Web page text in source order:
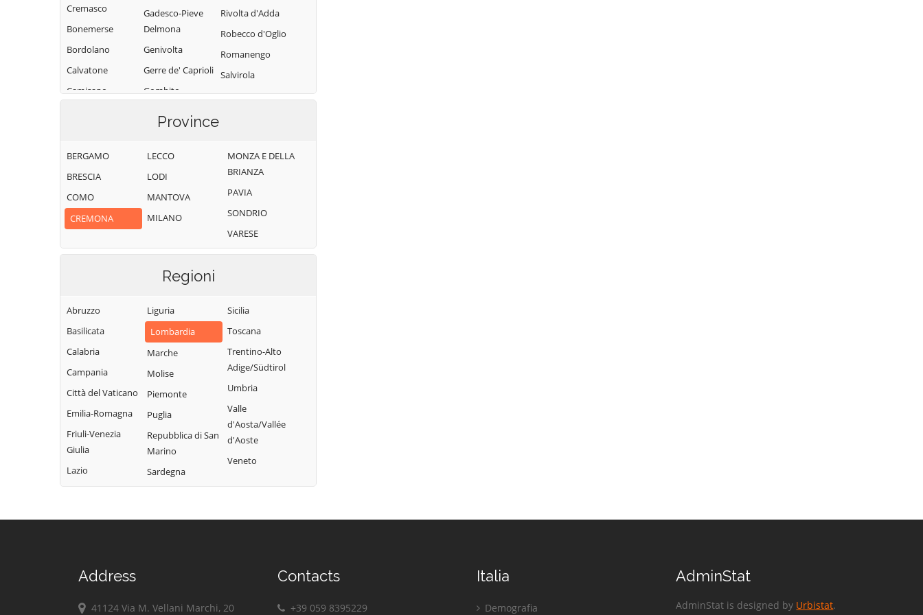
Cremasco
Bonemerse
Bordolano
Calvatone
Camisano
Cantone
Cappella de'
Picenardi
Vidolasco
Casaletto
Ceredano
Casaletto di
Sopra
Casaletto Vaprio
Casalmaggiore
Casalmorano
Castel Gabbiano
Casteldidone
Cella Dati
Gadesco-Pieve
Delmona
Genivolta
Gerre de' Caprioli
Gombito
Uniti
Gussola
Isola Dovarese
Izano
Madignano
Martignana di Po
Monte Cremasco
Montodine
Moscazzano
Motta Baluffi
Offanengo
Olmeneta
Ostiano
Paderno
Ponchielli
Palazzo Pignano
Cremonese
Rivolta d'Adda
Robecco d'Oglio
Romanengo
Salvirola
San Bassano
Croce
San Martino del
Lago
Scandolara
Scandolara Ripa
Solarolo Rainerio
Soncino
Soresina
Sospiro
Spinadesco
Spineda
Spino d'Adda
Stagno
Torricella del
Province
BERGAMO
BRESCIA
COMO
CREMONA
LECCO
LODI
MANTOVA
MILANO
MONZA E DELLA
BRIANZA
PAVIA
SONDRIO
VARESE
Regioni
Abruzzo
Basilicata
Calabria
Campania
Città del Vaticano
Emilia-Romagna
Friuli-Venezia
Giulia
Lazio
Liguria
Lombardia
Marche
Molise
Piemonte
Puglia
Repubblica di San
Marino
Sardegna
Sicilia
Toscana
Trentino-Alto
Adige/Südtirol
Umbria
Valle
d'Aosta/Vallée
d'Aoste
Veneto
Address
41124 Via M. Vellani Marchi, 20
Contacts
+39 059 8395229
Italia
Demografia
AdminStat
AdminStat is designed by Urbistat.